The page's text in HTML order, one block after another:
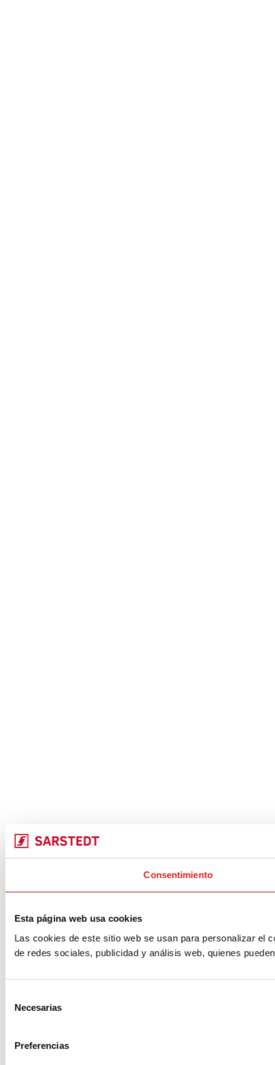
Consentimiento
Esta página web usa cookies
Las cookies de este sitio web se usan para personalizar el
de redes sociales, publicidad y análisis web, quienes
Necesarias
Preferencias